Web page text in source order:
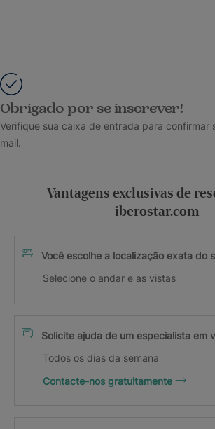
Obrigado por se inscrever!
Verifique sua caixa de entrada para confirmar
mail.
Vantagens exclusivas de
iberostar.com
Você escolhe a localização exata do
Selecione o andar e as vistas
Solicite ajuda de um especialista em
Todos os dias da semana
Contacte-nos gratuitamente